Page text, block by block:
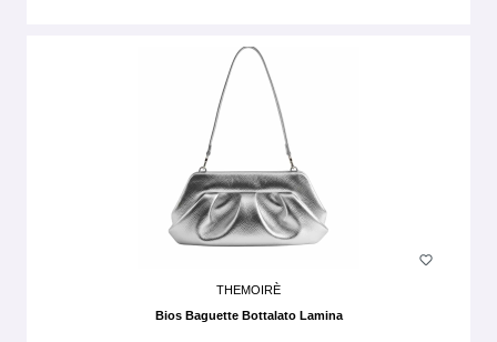
THEMOIRÈ
Bios Baguette Bottalato Lamina